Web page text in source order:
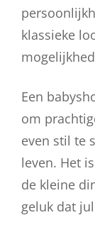
klassieke
Een
om
even stil te
leven. Het
de kleine
geluk dat